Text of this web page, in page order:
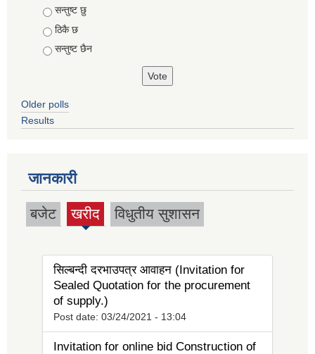
Choices
सन्तुष्ट छु
ठिकै छ
सन्तुष्ट छैन
Older polls
Results
जानकारी
बजेट खरीद
(active
विधुतीय सुशासन
सिल्बन्दी दरभाउपत्र आवाहन (Invitation for
Sealed Quotation for the procurement
of supply.)
Post date: 03/24/2021 - 13:04
Invitation for online bid Construction of